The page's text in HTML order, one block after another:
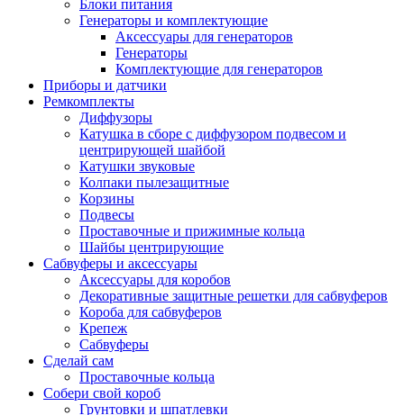
Блоки питания
Генераторы и комплектующие
Аксессуары для генераторов
Генераторы
Комплектующие для генераторов
Приборы и датчики
Ремкомплекты
Диффузоры
Катушка в сборе с диффузором подвесом и
центрирующей шайбой
Катушки звуковые
Колпаки пылезащитные
Корзины
Подвесы
Проставочные и прижимные кольца
Шайбы центрирующие
Сабвуферы и аксессуары
Аксессуары для коробов
Декоративные защитные решетки для сабвуферов
Короба для сабвуферов
Крепеж
Сабвуферы
Сделай сам
Проставочные кольца
Собери свой короб
Грунтовки и шпатлевки